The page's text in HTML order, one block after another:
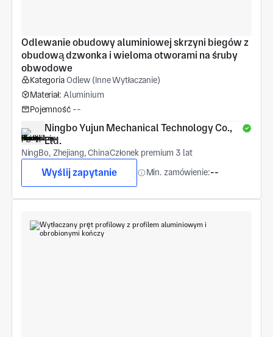
Odlewanie obudowy aluminiowej skrzyni biegów z
obudową dzwonka i wieloma otworami na śruby
obwodowe
KategoriaOdlew (Inne Wytłaczanie)
Materiał: Aluminium
Pojemność --
Ningbo Yujun Mechanical Technology Co.,
Ltd.
NingBo, Zhejiang, ChinaCzłonek premium 3 lat
Wyślij zapytanie Min. zamówienie:--